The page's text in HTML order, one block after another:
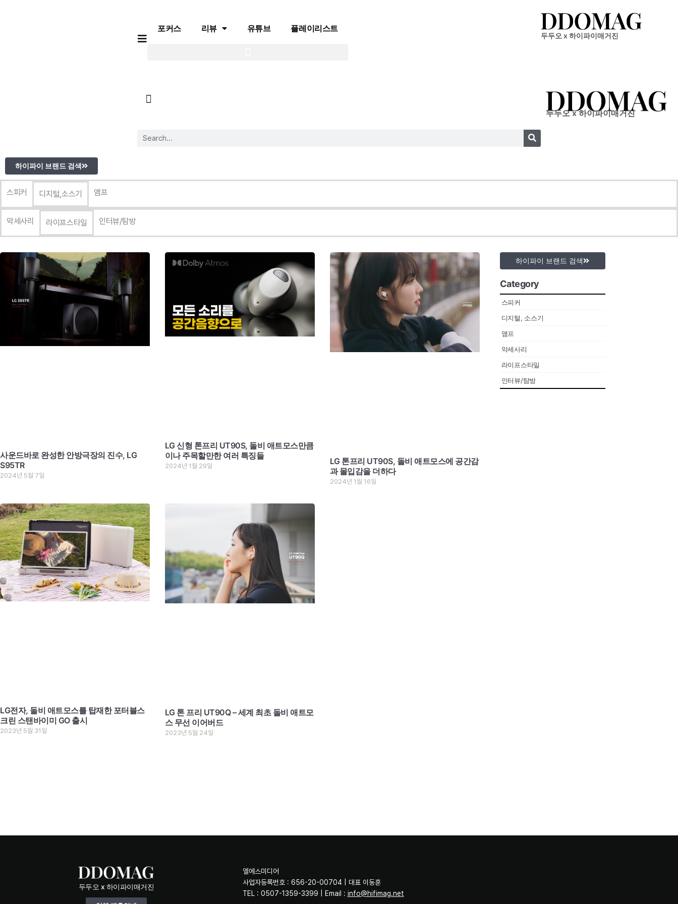
포커스 리뷰 유튜브 플레이리스트
두두오 x 하이파이매거진
두두오 x 하이파이매거진
하이파이 브랜드 검색
스피커 디지털,소스기 앰프
악세사리 라이프스타일 인터뷰/탐방
사운드바로 완성한 안방극장의 진수, LG
S95TR
2024년 5월 7일
LG 신형 톤프리 UT90S, 돌비 애트모스만큼
이나 주목할만한 여러 특징들
2024년 1월 29일
LG 톤프리 UT90S, 돌비 애트모스에 공간감
과 몰입감을 더하다
2024년 1월 16일
LG전자, 돌비 애트모스를 탑재한 포터블스
크린 스탠바이미 GO 출시
2023년 5월 31일
LG 톤 프리 UT90Q – 세계 최초 돌비 애트모
스 무선 이어버드
2023년 5월 24일
하이파이 브랜드 검색
Category
스피커
디지털, 소스기
앰프
악세사리
라이프스타일
인터뷰/탐방
두두오 x 하이파이매거진
엘에스미디어
사업자등록번호 : 656-20-00704 | 대표 이동훈
TEL : 0507-1359-3399 | Email : info@hifimag.net